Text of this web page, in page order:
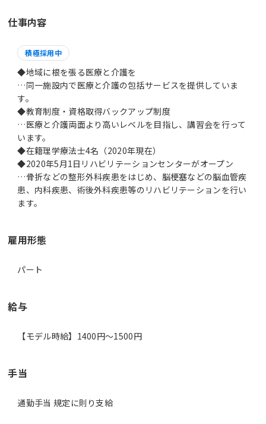
仕事内容
積極採用中
◆地域に根を張る医療と介護を
…同一施設内で医療と介護の包括サービスを提供していま
す。
◆教育制度・資格取得バックアップ制度
…医療と介護両面より高いレベルを目指し、講習会を行って
います。
◆在籍理学療法士4名（2020年現在）
◆2020年5月1日リハビリテーションセンターがオープン
…骨折などの整形外科疾患をはじめ、脳梗塞などの脳血管疾
患、内科疾患、術後外科疾患等のリハビリテーションを行い
ます。
雇用形態
パート
給与
【モデル時給】1400円〜1500円
手当
通勤手当 規定に則り支給